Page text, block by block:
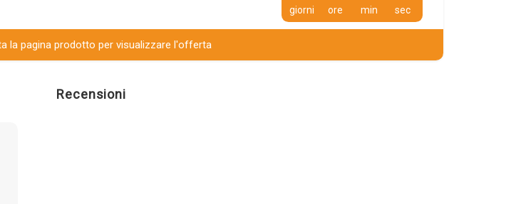
giorni ore min sec
la pagina prodotto per visualizzare l'offerta
Recensioni